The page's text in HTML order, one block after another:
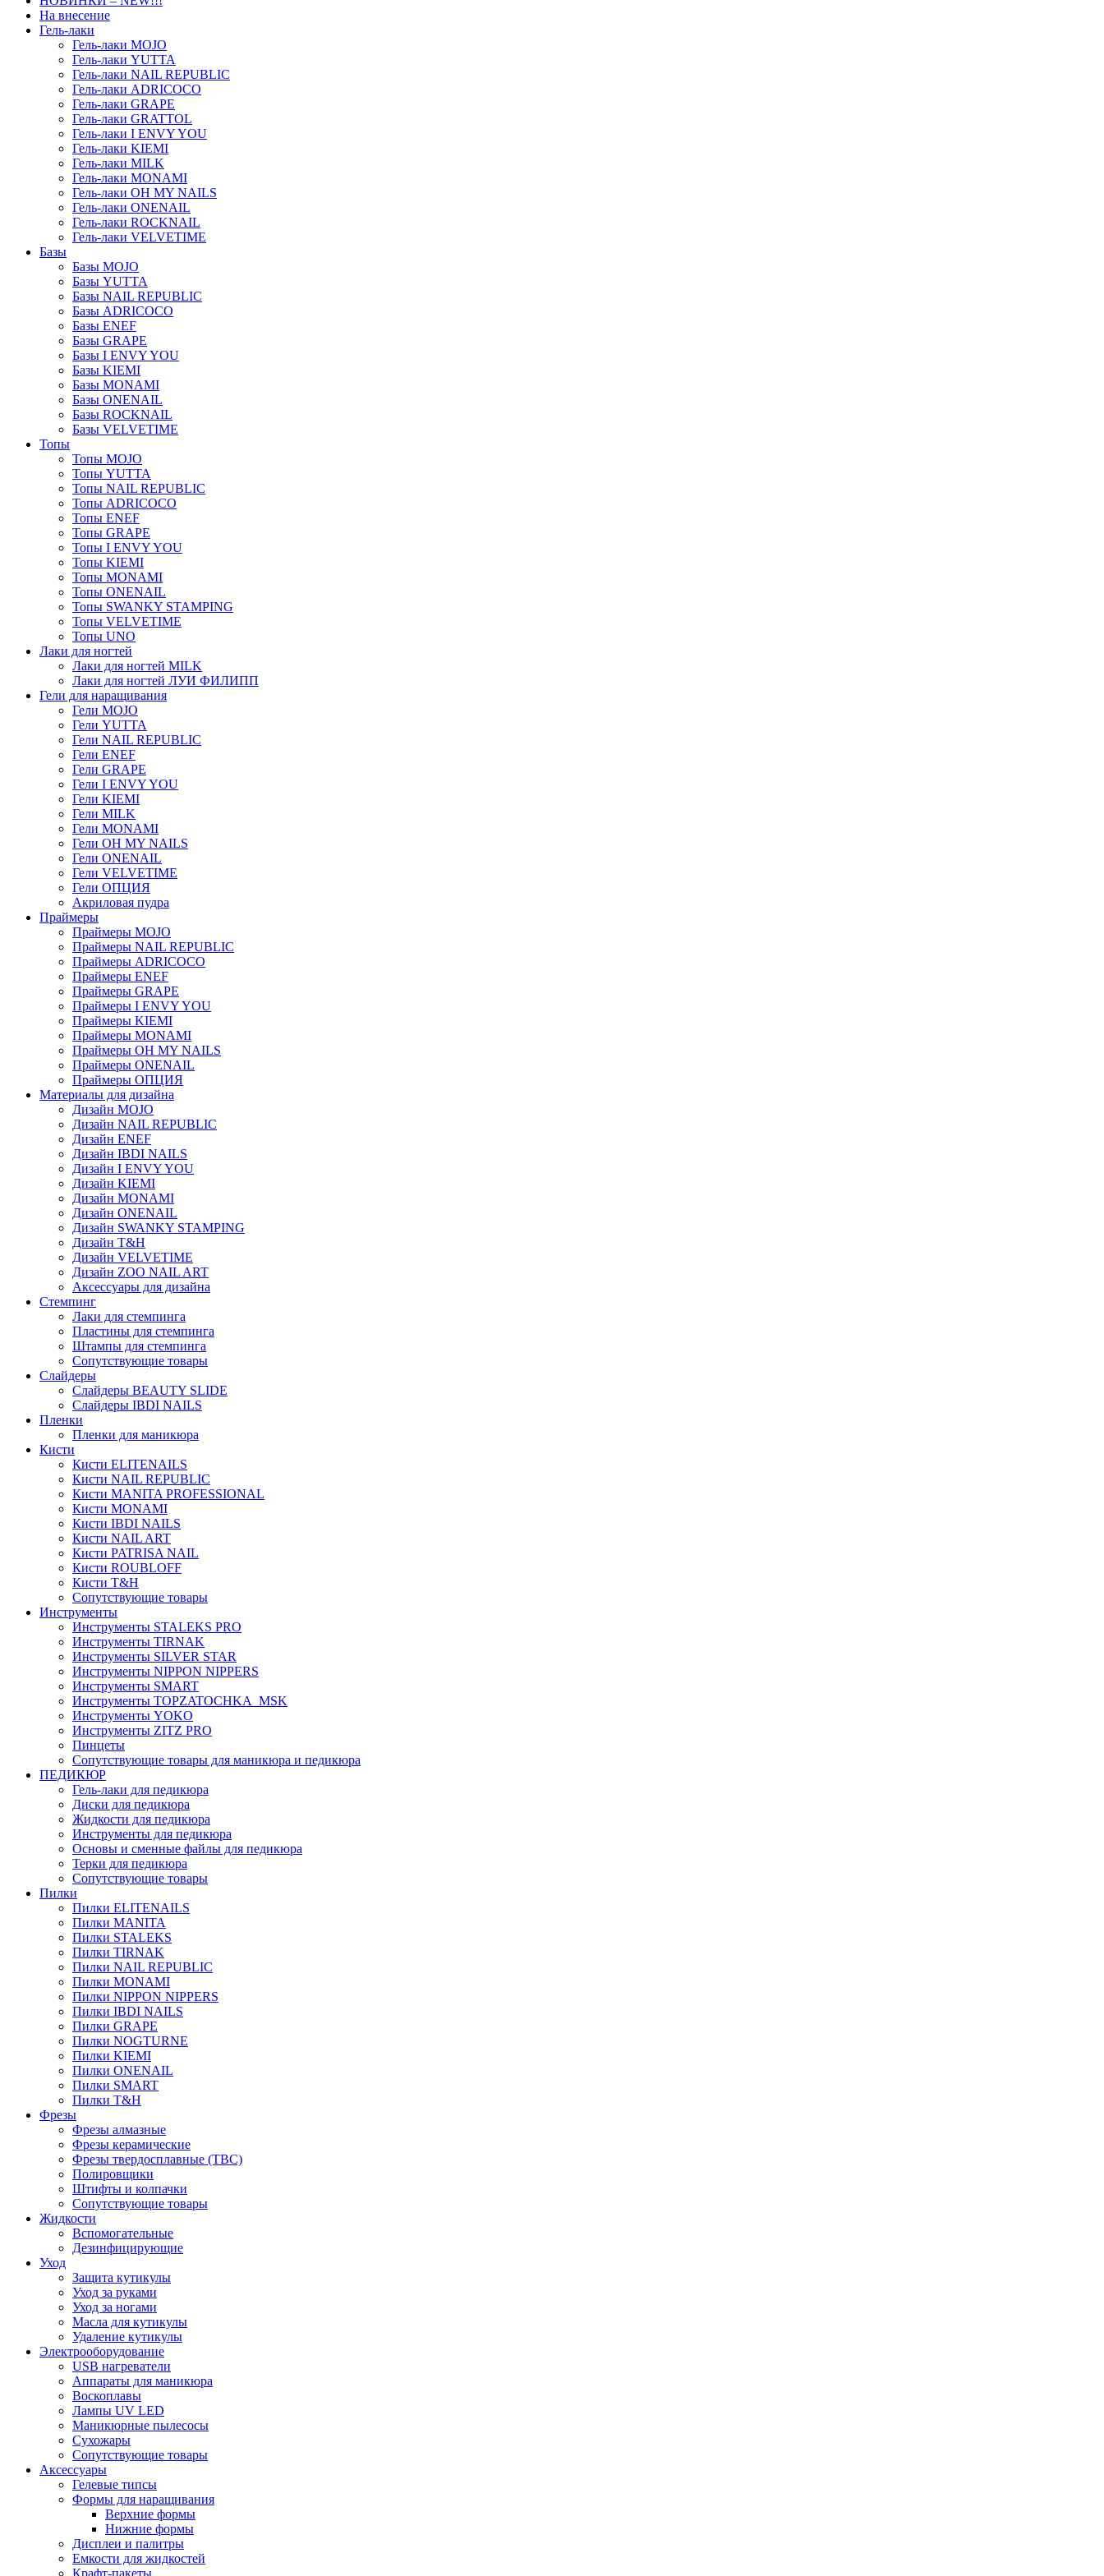
На внесение
Гель-лаки
Гель-лаки MOJO
Гель-лаки YUTTA
Гель-лаки NAIL REPUBLIC
Гель-лаки ADRICOCO
Гель-лаки GRAPE
Гель-лаки GRATTOL
Гель-лаки I ENVY YOU
Гель-лаки KIEMI
Гель-лаки MILK
Гель-лаки MONAMI
Гель-лаки OH MY NAILS
Гель-лаки ONENAIL
Гель-лаки ROCKNAIL
Гель-лаки VELVETIME
Базы
Базы MOJO
Базы YUTTA
Базы NAIL REPUBLIC
Базы ADRICOCO
Базы ENEF
Базы GRAPE
Базы I ENVY YOU
Базы KIEMI
Базы MONAMI
Базы ONENAIL
Базы ROCKNAIL
Базы VELVETIME
Топы
Топы MOJO
Топы YUTTA
Топы NAIL REPUBLIC
Топы ADRICOCO
Топы ENEF
Топы GRAPE
Топы I ENVY YOU
Топы KIEMI
Топы MONAMI
Топы ONENAIL
Топы SWANKY STAMPING
Топы VELVETIME
Топы UNO
Лаки для ногтей
Лаки для ногтей MILK
Лаки для ногтей ЛУИ ФИЛИПП
Гели для наращивания
Гели MOJO
Гели YUTTA
Гели NAIL REPUBLIC
Гели ENEF
Гели GRAPE
Гели I ENVY YOU
Гели KIEMI
Гели MILK
Гели MONAMI
Гели OH MY NAILS
Гели ONENAIL
Гели VELVETIME
Гели ОПЦИЯ
Акриловая пудра
Праймеры
Праймеры MOJO
Праймеры NAIL REPUBLIC
Праймеры ADRICOCO
Праймеры ENEF
Праймеры GRAPE
Праймеры I ENVY YOU
Праймеры KIEMI
Праймеры MONAMI
Праймеры OH MY NAILS
Праймеры ONENAIL
Праймеры ОПЦИЯ
Материалы для дизайна
Дизайн MOJO
Дизайн NAIL REPUBLIC
Дизайн ENEF
Дизайн IBDI NAILS
Дизайн I ENVY YOU
Дизайн KIEMI
Дизайн MONAMI
Дизайн ONENAIL
Дизайн SWANKY STAMPING
Дизайн T&H
Дизайн VELVETIME
Дизайн ZOO NAIL ART
Аксессуары для дизайна
Стемпинг
Лаки для стемпинга
Пластины для стемпинга
Штампы для стемпинга
Сопутствующие товары
Слайдеры
Слайдеры BEAUTY SLIDE
Слайдеры IBDI NAILS
Пленки
Пленки для маникюра
Кисти
Кисти ELITENAILS
Кисти NAIL REPUBLIC
Кисти MANITA PROFESSIONAL
Кисти MONAMI
Кисти IBDI NAILS
Кисти NAIL ART
Кисти PATRISA NAIL
Кисти ROUBLOFF
Кисти T&H
Сопутствующие товары
Инструменты
Инструменты STALEKS PRO
Инструменты TIRNAK
Инструменты SILVER STAR
Инструменты NIPPON NIPPERS
Инструменты SMART
Инструменты TOPZATOCHKA_MSK
Инструменты YOKO
Инструменты ZITZ PRO
Пинцеты
Сопутствующие товары для маникюра и педикюра
ПЕДИКЮР
Гель-лаки для педикюра
Диски для педикюра
Жидкости для педикюра
Инструменты для педикюра
Основы и сменные файлы для педикюра
Терки для педикюра
Сопутствующие товары
Пилки
Пилки ELITENAILS
Пилки MANITA
Пилки STALEKS
Пилки TIRNAK
Пилки NAIL REPUBLIC
Пилки MONAMI
Пилки NIPPON NIPPERS
Пилки IBDI NAILS
Пилки GRAPE
Пилки NOGTURNE
Пилки KIEMI
Пилки ONENAIL
Пилки SMART
Пилки T&H
Фрезы
Фрезы алмазные
Фрезы керамические
Фрезы твердосплавные (ТВС)
Полировщики
Штифты и колпачки
Сопутствующие товары
Жидкости
Вспомогательные
Дезинфицирующие
Уход
Защита кутикулы
Уход за руками
Уход за ногами
Масла для кутикулы
Удаление кутикулы
Электрооборудование
USB нагреватели
Аппараты для маникюра
Воскоплавы
Лампы UV LED
Маникюрные пылесосы
Сухожары
Сопутствующие товары
Аксессуары
Гелевые типсы
Формы для наращивания
Верхние формы
Нижние формы
Дисплеи и палитры
Емкости для жидкостей
Крафт-пакеты